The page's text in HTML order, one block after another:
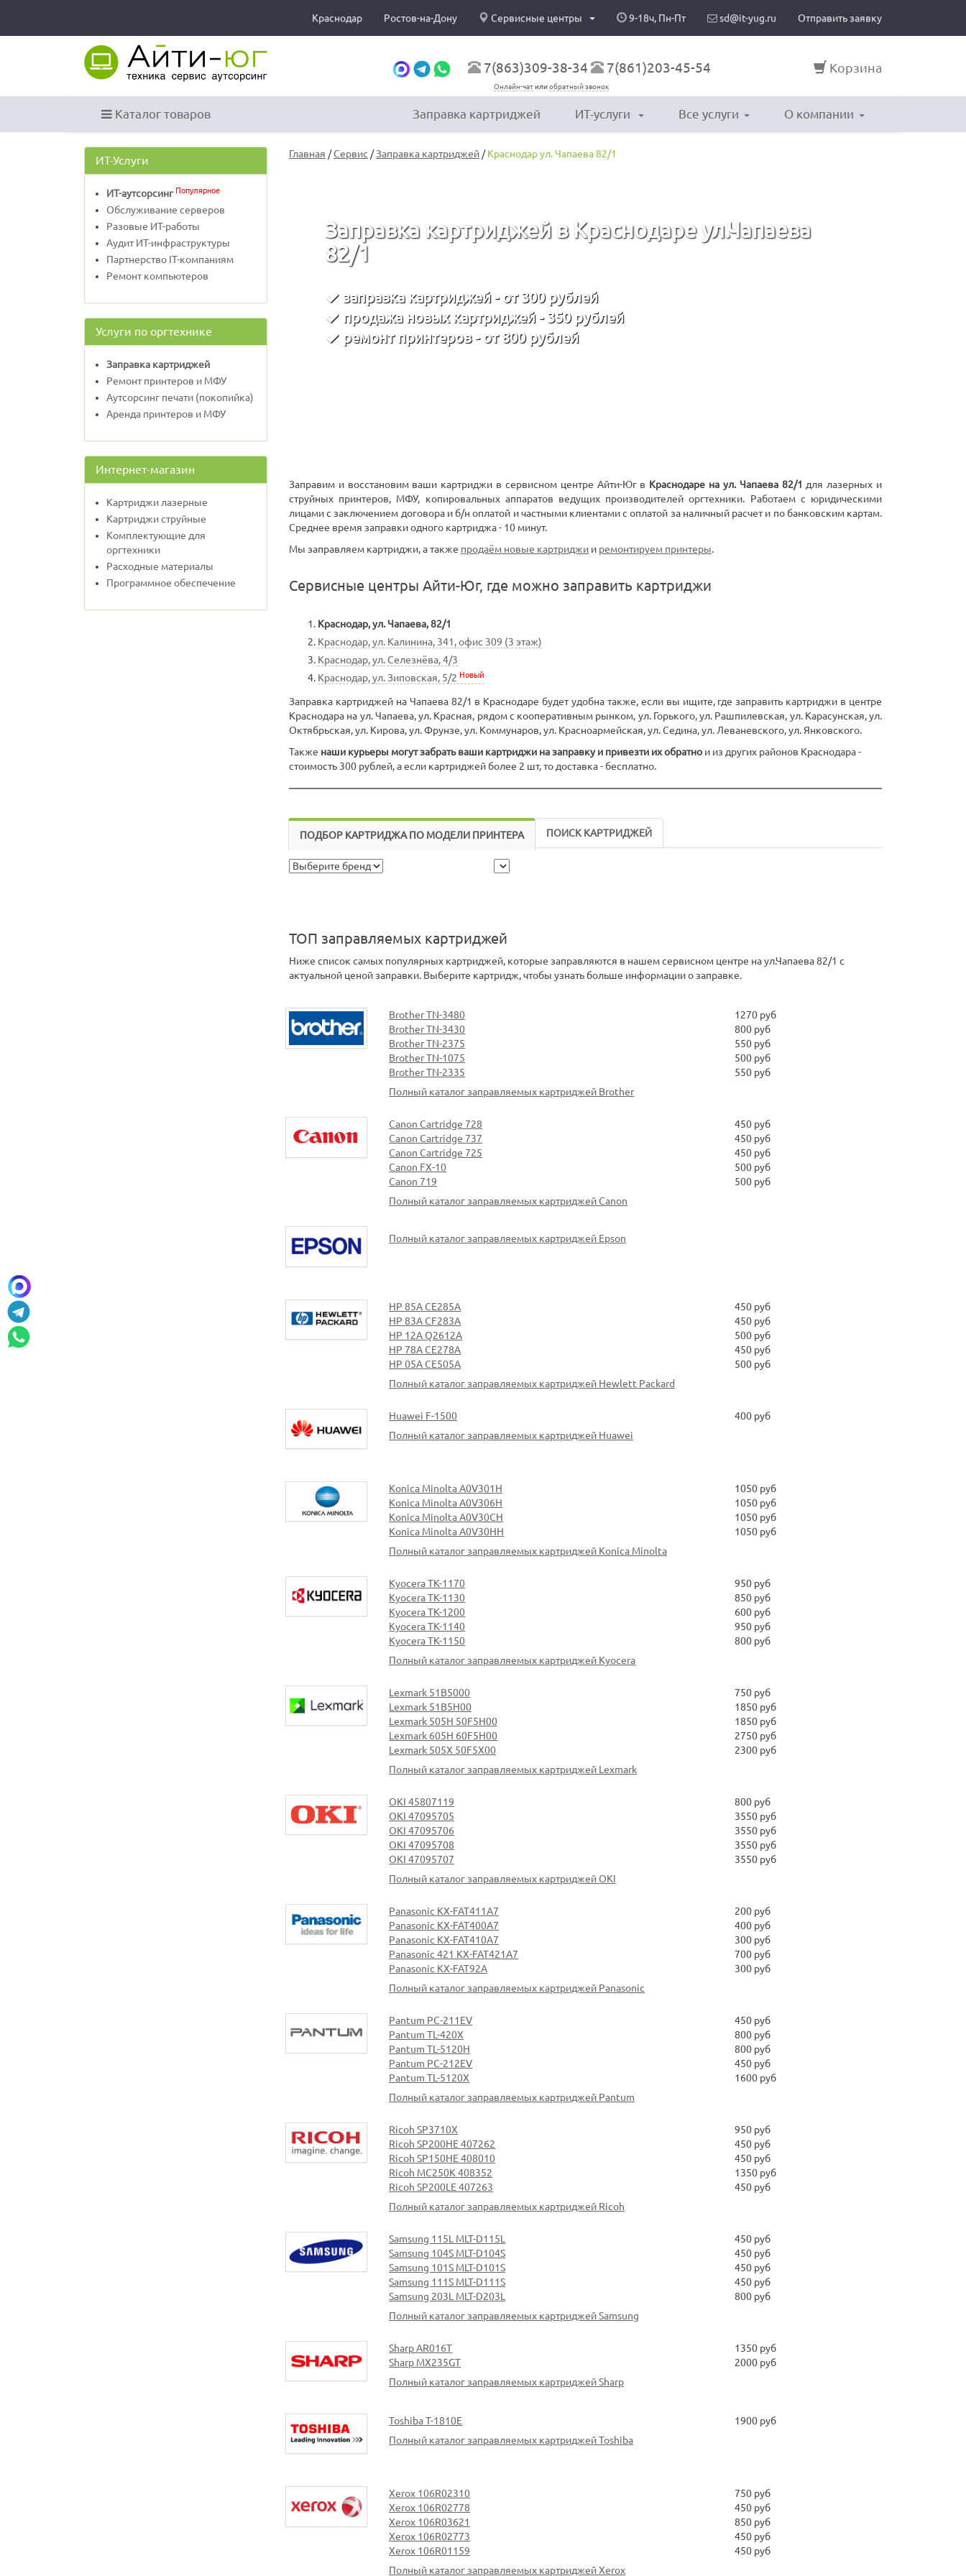
Краснодар Ростов-на-Дону Сервисные центры 9-18ч, Пн-Пт sd@it-yug.ru Отправить заявку
7(863)309-38-34 7(861)203-45-54
Онлайн-чатилиобратный звонок
Корзина
Каталог товаров Заправка картриджей ИТ-услуги Все услуги О компании
ИТ-Услуги
ИТ-аутсорсинг Популярное
Обслуживание серверов
Разовые ИТ-работы
Аудит ИТ-инфраструктуры
Партнерство IT-компаниям
Ремонт компьютеров
Услуги по оргтехнике
Заправка картриджей
Ремонт принтеров и МФУ
Аутсорсинг печати (покопийка)
Аренда принтеров и МФУ
Интернет-магазин
Картриджи лазерные
Картриджи струйные
Комплектующие для
оргтехники
Расходные материалы
Программное обеспечение
Главная /Сервис /Заправка картриджей/Краснодар ул. Чапаева 82/1
Заправка картриджей в Краснодаре ул.Чапаева
82/1
заправка картриджей - от 300 рублей
продажа новых картриджей - 350 рублей
ремонт принтеров - от 800 рублей
Заправим и восстановим ваши картриджи в сервисном центре Айти-Юг в Краснодаре на ул. Чапаева 82/1 для лазерных и
струйных принтеров, МФУ, копировальных аппаратов ведущих производителей оргтехники. Работаем с юридическими
лицами с заключением договора и б/н оплатой и частными клиентами с оплатой за наличный расчет и по банковским картам.
Среднее время заправки одного картриджа - 10 минут.
Мы заправляем картриджи, а также продаём новые картриджи и ремонтируем принтеры.
Сервисные центры Айти-Юг, где можно заправить картриджи
Краснодар, ул. Чапаева, 82/1
Краснодар, ул. Калинина, 341, офис 309 (3 этаж)
Краснодар, ул. Селезнёва, 4/3
Краснодар, ул. Зиповская, 5/2 Новый
Заправка картриджей на Чапаева 82/1 в Краснодаре будет удобна также, если вы ищите, где заправить картриджи в центре
Краснодара на ул. Чапаева, ул. Красная, рядом с кооперативным рынком, ул. Горького, ул. Рашпилевская, ул. Карасунская, ул.
Октябрьская, ул. Кирова, ул. Фрунзе, ул. Коммунаров, ул. Красноармейская, ул. Седина, ул. Леваневского, ул. Янковского.
Также наши курьеры могут забрать ваши картриджи на заправку и привезти их обратно и из других районов Краснодара -
стоимость 300 рублей, а если картриджей более 2 шт, то доставка - бесплатно.
ПОДБОР КАРТРИДЖА ПО МОДЕЛИ ПРИНТЕРА ПОИСК КАРТРИДЖЕЙ
ТОП заправляемых картриджей
Ниже список самых популярных картриджей, которые заправляются в нашем сервисном центре на ул.Чапаева 82/1 с
актуальной ценой заправки. Выберите картридж, чтобы узнать больше информации о заправке.
Brother TN-3480
1270 руб
Brother TN-3430
800 руб
Brother TN-2375
550 руб
Brother TN-1075
500 руб
Brother TN-2335
550 руб
Полный каталог заправляемых картриджей Brother
Canon Cartridge 728
450 руб
Canon Cartridge 737
450 руб
Canon Cartridge 725
450 руб
Canon FX-10
500 руб
Canon 719
500 руб
Полный каталог заправляемых картриджей Canon
Полный каталог заправляемых картриджей Epson
HP 85A CE285A
450 руб
HP 83A CF283A
450 руб
HP 12A Q2612A
500 руб
HP 78A CE278A
450 руб
HP 05A CE505A
500 руб
Полный каталог заправляемых картриджей Hewlett Packard
Huawei F-1500
400 руб
Полный каталог заправляемых картриджей Huawei
Konica Minolta A0V301H
1050 руб
Konica Minolta A0V306H
1050 руб
Konica Minolta A0V30CH
1050 руб
Konica Minolta A0V30HH
1050 руб
Полный каталог заправляемых картриджей Konica Minolta
Kyocera TK-1170
950 руб
Kyocera TK-1130
850 руб
Kyocera TK-1200
600 руб
Kyocera TK-1140
950 руб
Kyocera TK-1150
800 руб
Полный каталог заправляемых картриджей Kyocera
Lexmark 51B5000
750 руб
Lexmark 51B5H00
1850 руб
Lexmark 505H 50F5H00
1850 руб
Lexmark 605H 60F5H00
2750 руб
Lexmark 505X 50F5X00
2300 руб
Полный каталог заправляемых картриджей Lexmark
OKI 45807119
800 руб
OKI 47095705
3550 руб
OKI 47095706
3550 руб
OKI 47095708
3550 руб
OKI 47095707
3550 руб
Полный каталог заправляемых картриджей OKI
Panasonic KX-FAT411A7
200 руб
Panasonic KX-FAT400A7
400 руб
Panasonic KX-FAT410A7
300 руб
Panasonic 421 KX-FAT421A7
700 руб
Panasonic KX-FAT92A
300 руб
Полный каталог заправляемых картриджей Panasonic
Pantum PC-211EV
450 руб
Pantum TL-420X
800 руб
Pantum TL-5120H
800 руб
Pantum PC-212EV
450 руб
Pantum TL-5120X
1600 руб
Полный каталог заправляемых картриджей Pantum
Ricoh SP3710X
950 руб
Ricoh SP200HE 407262
450 руб
Ricoh SP150HE 408010
450 руб
Ricoh MC250K 408352
1350 руб
Ricoh SP200LE 407263
450 руб
Полный каталог заправляемых картриджей Ricoh
Samsung 115L MLT-D115L
450 руб
Samsung 104S MLT-D104S
450 руб
Samsung 101S MLT-D101S
450 руб
Samsung 111S MLT-D111S
450 руб
Samsung 203L MLT-D203L
800 руб
Полный каталог заправляемых картриджей Samsung
Sharp AR016T
1350 руб
Sharp MX235GT
2000 руб
Полный каталог заправляемых картриджей Sharp
Toshiba T-1810E
1900 руб
Полный каталог заправляемых картриджей Toshiba
Xerox 106R02310
750 руб
Xerox 106R02778
450 руб
Xerox 106R03621
850 руб
Xerox 106R02773
450 руб
Xerox 106R01159
450 руб
Полный каталог заправляемых картриджей Xerox